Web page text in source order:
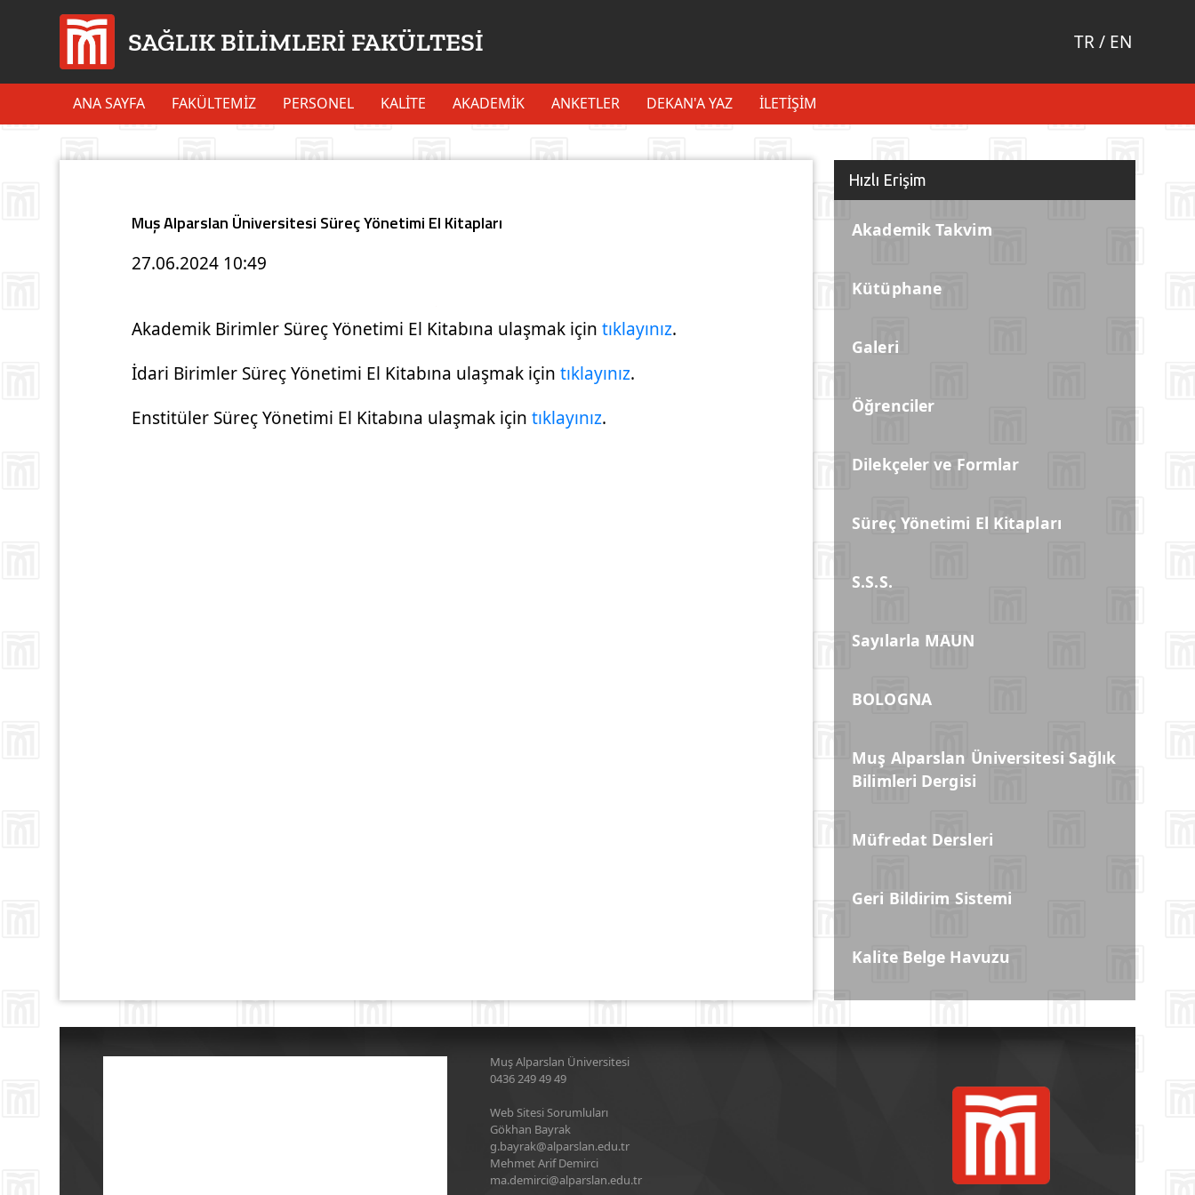
SAĞLIK BİLİMLERİ FAKÜLTESİ TR/ EN
ANA SAYFA FAKÜLTEMİZ PERSONEL KALİTE AKADEMİK ANKETLER DEKAN'A YAZ İLETIŞIM
Muş Alparslan Üniversitesi Süreç Yönetimi El Kitapları
27.06.2024 10:49
Akademik Birimler Süreç Yönetimi El Kitabına ulaşmak içintıklayınız.
İdari Birimler Süreç Yönetimi El Kitabına ulaşmak içintıklayınız.
Enstitüler Süreç Yönetimi El Kitabına ulaşmak içintıklayınız.
Hızlı Erişim
Akademik Takvim
Kütüphane
Galeri
Öğrenciler
Dilekçeler ve Formlar
Süreç Yönetimi El Kitapları
S.S.S.
Sayılarla MAUN
BOLOGNA
Muş Alparslan Üniversitesi Sağlık
Bilimleri Dergisi
Müfredat Dersleri
Geri Bildirim Sistemi
Kalite Belge Havuzu
Muş Alparslan Üniversitesi
0436 249 49 49
Web Sitesi Sorumluları
Gökhan Bayrak
g.bayrak@alparslan.edu.tr
Mehmet Arif Demirci
ma.demirci@alparslan.edu.tr